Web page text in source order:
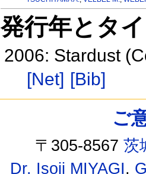
発行年とタ
2006: Stardust
[Net] [Bib]
ご
〒305-8567茨
Dr. Isoji MIYAGI,